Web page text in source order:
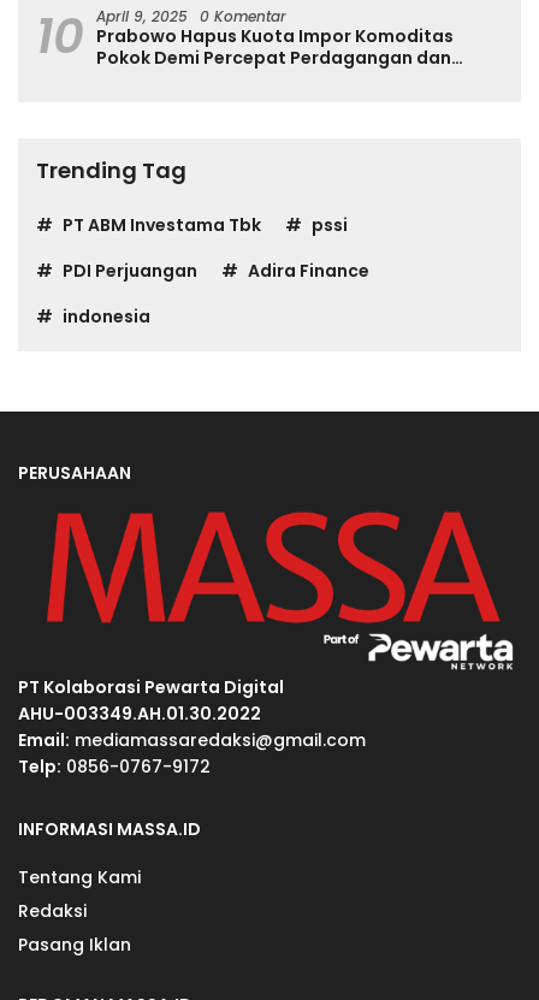
10 April 9, 2025 0 Komentar
Prabowo Hapus Kuota Impor Komoditas
Pokok Demi Percepat Perdagangan dan
Trending Tag
PT ABM Investama Tbk
pssi
PDI Perjuangan
Adira Finance
indonesia
PERUSAHAAN
PT Kolaborasi Pewarta Digital
AHU-003349.AH.01.30.2022
Email: mediamassaredaksi@gmail.com
Telp: 0856-0767-9172
INFORMASI MASSA.ID
Tentang Kami
Redaksi
Pasang Iklan